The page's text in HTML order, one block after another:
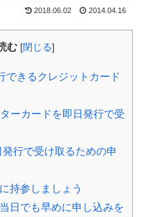
2018.06.02 2014.04.16
む [閉じる]
できるクレジットカード
ーカードを即日発行で受
行で受け取るための申
持参しましょう
日でも早めに申し込みを